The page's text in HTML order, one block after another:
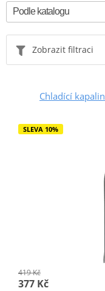
Zobrazit filtraci
Chladící
SLEVA 10%
419 Kč
377 Kč